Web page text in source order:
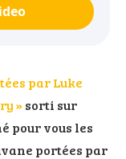
par Luke
»sorti sur
pour vous les
portées par